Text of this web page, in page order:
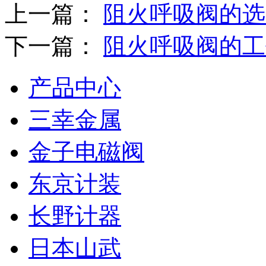
上一篇：
阻火呼吸阀的
下一篇：
阻火呼吸阀的
产品中心
三幸金属
金子电磁阀
东京计装
长野计器
日本山武